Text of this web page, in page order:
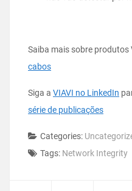
Saiba mais sobre produtos
cabos
Siga a VIAVI no LinkedIn
série de publicações
Categories:
Tags: Network Integrity